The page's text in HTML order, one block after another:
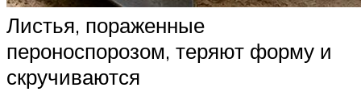
Листья, пораженные
пероноспорозом, теряют форму и
скручиваются